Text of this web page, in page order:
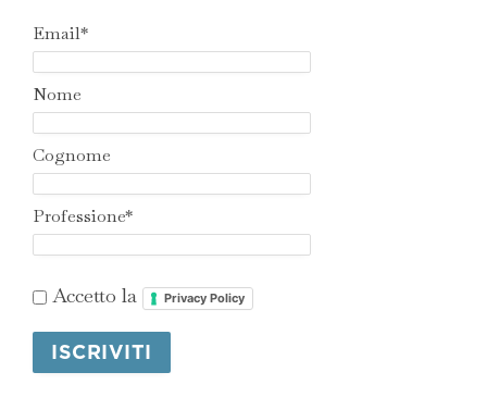
Email*
Nome
Cognome
Professione*
Accetto la Privacy Policy